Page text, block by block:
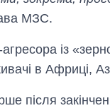
МЗС.
із
в Африці,
після